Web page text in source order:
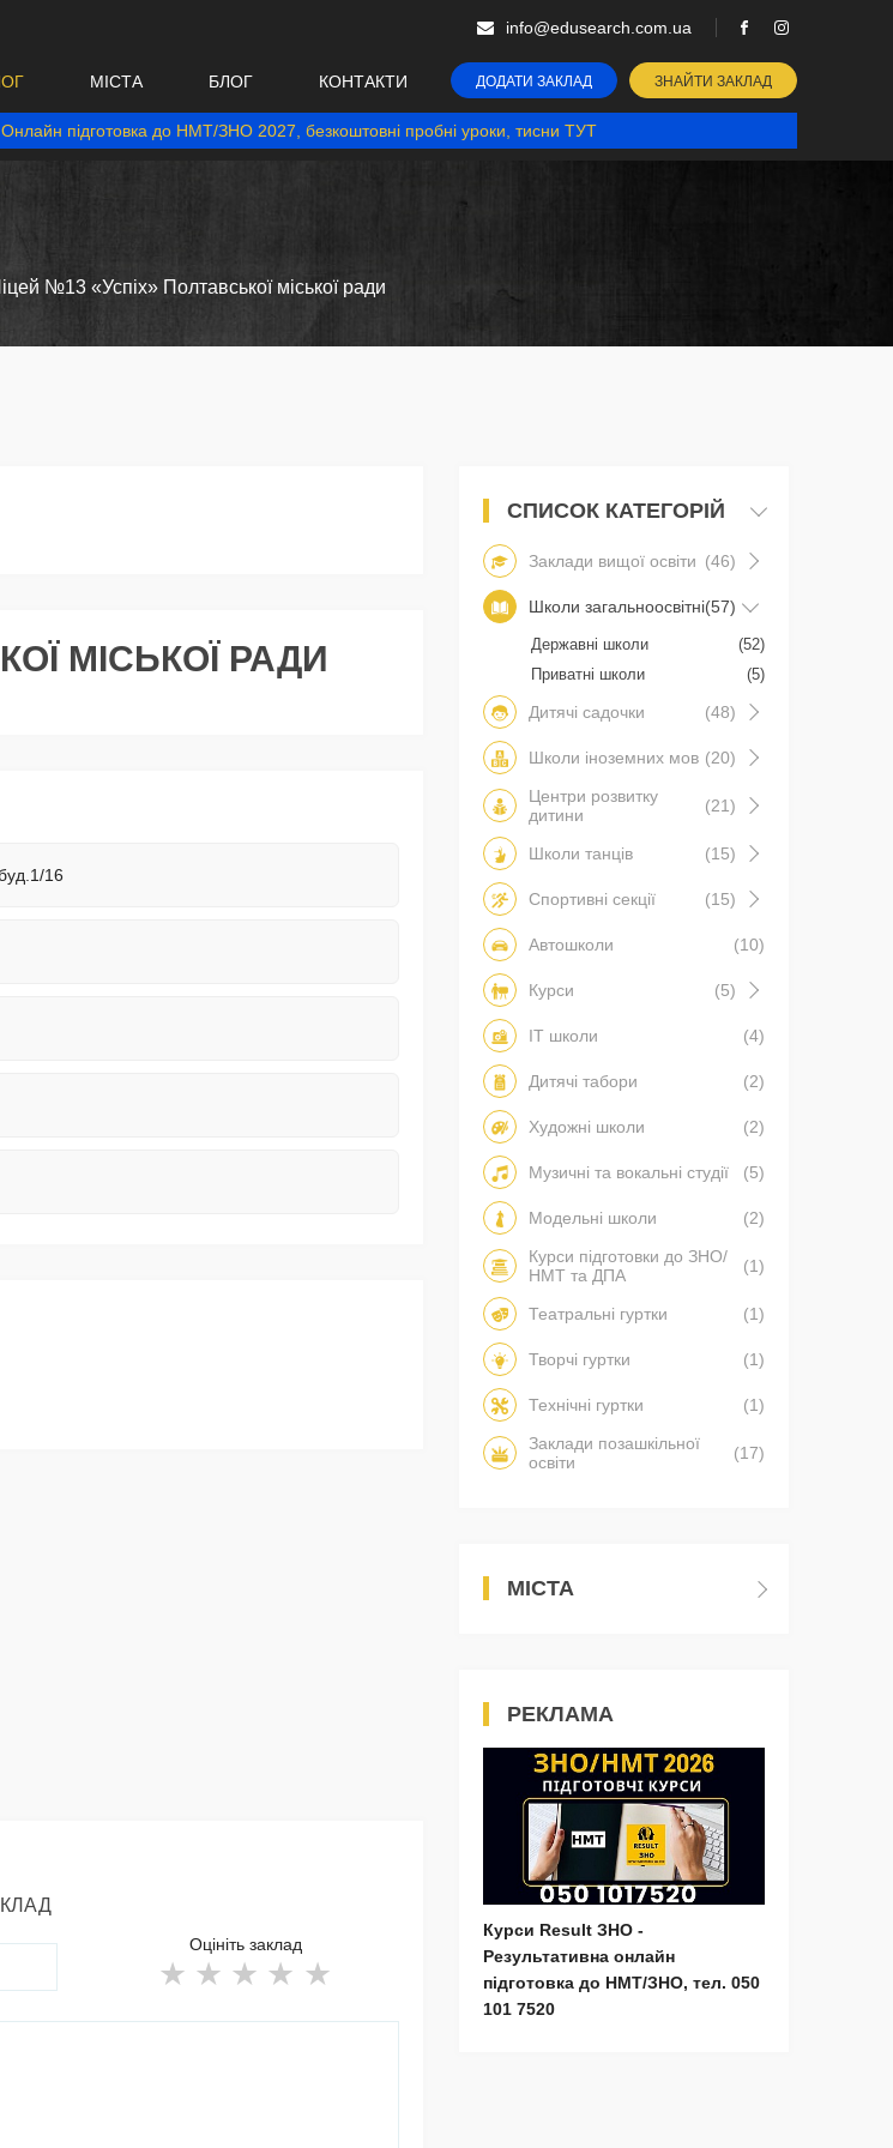
info@edusearch.com.ua
МІСТА БЛОГ КОНТАКТИ ДОДАТИ ЗАКЛАД ЗНАЙТИ ЗАКЛАД
Онлайн підготовка до НМТ/ЗНО 2027, безкоштовні пробні уроки, тисни ТУТ
№13 «Успіх» Полтавської міської ради
МІСЬКОЇ РАДИ
16
Оцініть заклад
СПИСОК КАТЕГОРІЙ
Заклади вищої освіти (46)
Школи загальноосвітні(57)
Державні школи
(52)
Приватні школи
(5)
Дитячі садочки (48)
Школи іноземних мов (20)
Центри розвитку
дитини
(21)
Школи танців (15)
Спортивні секції (15)
Автошколи (10)
Курси (5)
IT школи (4)
Дитячі табори (2)
Художні школи (2)
Музичні та вокальні студії (5)
Модельні школи
(2)
Курси підготовки до ЗНО/
НМТ та ДПА
(1)
Театральні гуртки (1)
Творчі гуртки (1)
Технічні гуртки
(1)
Заклади позашкільної
освіти
(17)
МІСТА
РЕКЛАМА
Курси Result ЗНО -
Результативна онлайн
підготовка до НМТ/ЗНО, тел. 050
101 7520